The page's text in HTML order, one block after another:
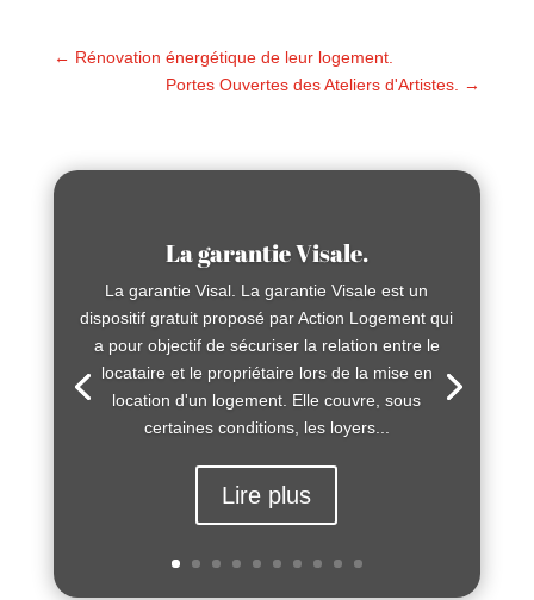
← Rénovation énergétique de leur logement.
Portes Ouvertes des Ateliers d'Artistes.
→
La garantie Visale.
La garantie Visal. La garantie Visale est un
dispositif gratuit proposé par Action Logement qui
a pour objectif de sécuriser la relation entre le
locataire et le propriétaire lors de la mise en
location d'un logement. Elle couvre, sous
certaines conditions, les loyers...
Lire plus